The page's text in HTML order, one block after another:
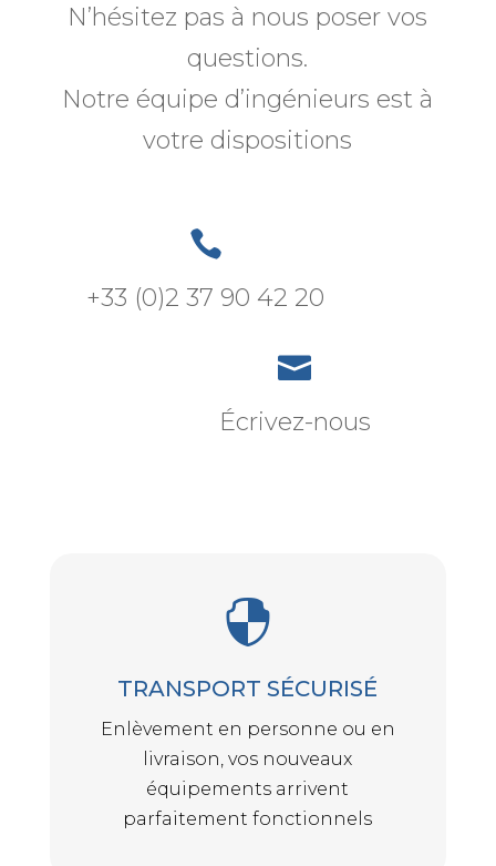
N’hésitez pas à nous poser vos
questions.
Notre équipe d’ingénieurs est à
votre dispositions

+33 (0)2 37 90 42 20

Écrivez-nous

TRANSPORT SÉCURISÉ
Enlèvement en personne ou en
livraison, vos nouveaux
équipements arrivent
parfaitement fonctionnels